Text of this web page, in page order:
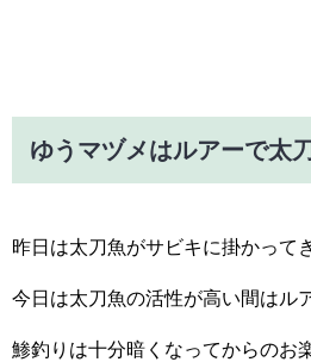
ゆうマヅメはルアーで太
昨日は太刀魚がサビキに掛かって
今日は太刀魚の活性が高い間はル
鯵釣りは十分暗くなってからのお